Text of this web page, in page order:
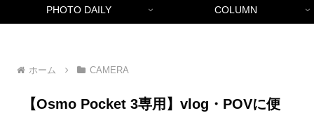
PHOTO DAILY COLUMN
ホーム CAMERA
【Osmo Pocket 3専用】vlog・POVに便